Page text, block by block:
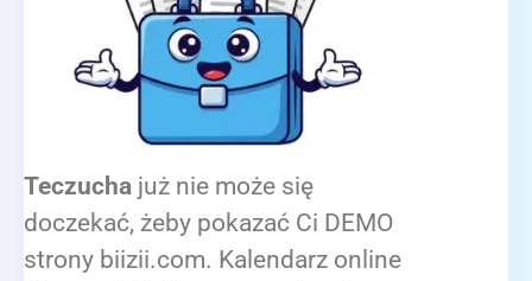
Teczucha już nie może się
doczekać, żeby pokazać Ci DEMO
strony biizii.com. Kalendarz online